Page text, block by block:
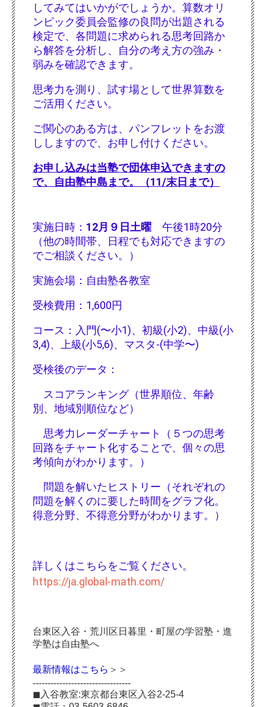
してみてはいかがでしょうか。算数オリ
ンピック委員会監修の良問が出題される
検定で、各問題に求められる思考回路か
ら解答を分析し、自分の考え方の強み・
弱みを確認できます。
思考力を測り、試す場として世界算数を
ご活用ください。
ご関心のある方は、パンフレットをお渡
ししますので、お申し付けください。
お申し込みは当塾で団体申込できますの
で、自由塾中島まで。（11/末日まで）
実施日時： 12月９日土曜 午後1時20分
（他の時間帯、日程でも対応できますの
でご相談ください。）
実施会場：自由塾各教室
受検費用：1,600円
コース：入門(〜小1)、初級(小2)、中級(小
3,4)、上級(小5,6)、マスタ-(中学〜)
受検後のデータ：
スコアランキング（世界順位、年齢
別、地域別順位など）
思考力レーダーチャート（５つの思考
回路をチャート化することで、個々の思
考傾向がわかります。）
問題を解いたヒストリー（それぞれの
問題を解くのに要した時間をグラフ化。
得意分野、不得意分野がわかります。）
詳しくはこちらをご覧ください。
https://ja.global-math.com/
台東区入谷・荒川区日暮里・町屋の学習塾・進
学塾は自由塾へ
最新情報はこちら ＞＞
---------------------------------
◼︎入谷教室:東京都台東区入谷2-25-4